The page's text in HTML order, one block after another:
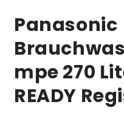
Panasonic
mpe 270
READY